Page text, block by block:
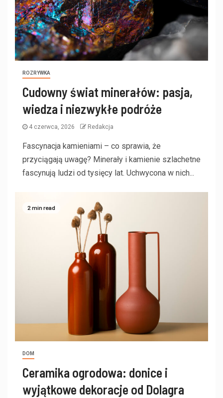
ROZRYWKA
Cudowny świat minerałów: pasja,
wiedza i niezwykłe podróże
4 czerwca, 2026 Redakcja
Fascynacja kamieniami – co sprawia, że
przyciągają uwagę? Minerały i kamienie szlachetne
fascynują ludzi od tysięcy lat. Uchwycona w nich...
2 min read
DOM
Ceramika ogrodowa: donice i
wyjątkowe dekoracje od Dolagra